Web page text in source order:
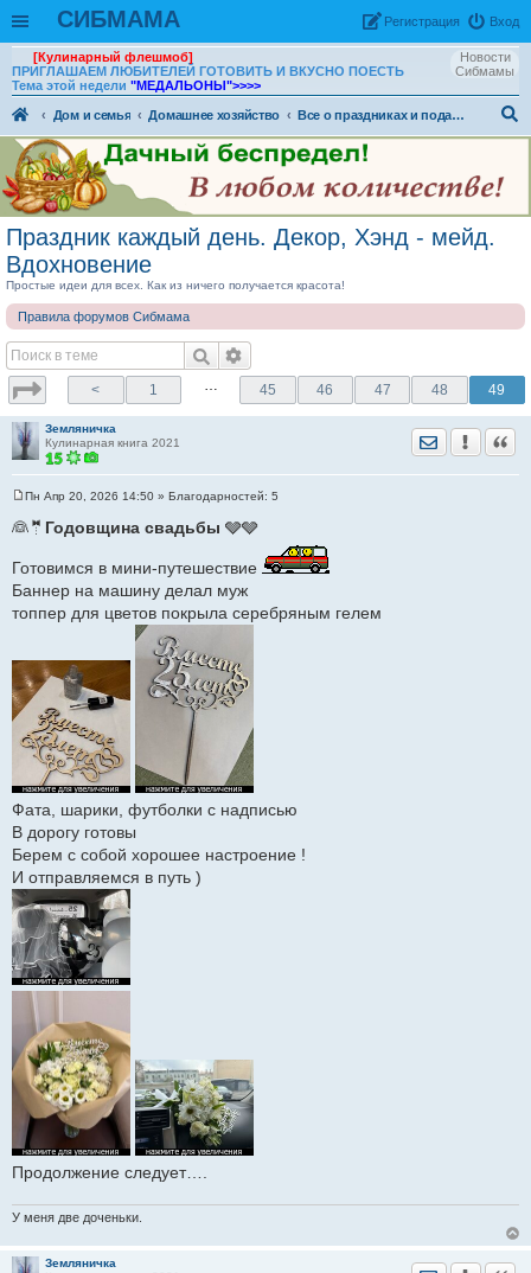
СИБМАМА Вход
Рeгиcтpaция
Новости
Сибмамы
[Кулинарный флешмоб]
ПРИГЛАШАЕМ ЛЮБИТЕЛЕЙ ГОТОВИТЬ И ВКУСНО ПОЕСТЬ
Тема этой недели "МЕДАЛЬОНЫ">>>>
Дом и семья Домашнее хозяйство
Все о праздниках и подарках
ои
Праздник каждый день. Декор, Хэнд - мейд.
Вдохновение
Простые идеи для всех. Как из ничего получается красота!
Правила форумов Сибмама
< 1 … 45 46 47 48 49
Земляничка
Кулинарная книга 2021
Отправить
о
о
щ
н
е
Пн Апр 20, 2026 14:50 » Благодарностей: 5
👰🤵 Годовщина свадьбы 🩶🩶
Готовимся в мини-путешествие
Баннер на машину делал муж
топпер для цветов покрыла серебряным гелем
Фата, шарики, футболки с надписью
В дорогу готовы
Берем с собой хорошее настроение !
И отправляемся в путь )
Продолжение следует….
У меня две доченьки.
Земляничка